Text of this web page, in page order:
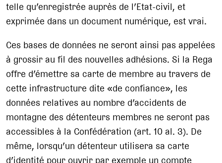
telle qu’enregistrée auprès de l’Etat-civil, et
exprimée dans un document numérique, est vrai.
Ces bases de données ne seront ainsi pas appelées
à grossir au fil des nouvelles adhésions. Si la Rega
offre d’émettre sa carte de membre au travers de
cette infrastructure dite «de confiance», les
données relatives au nombre d’accidents de
montagne des détenteurs membres ne seront pas
accessibles à la Confédération (art. 10 al. 3). De
même, lorsqu’un détenteur utilisera sa carte